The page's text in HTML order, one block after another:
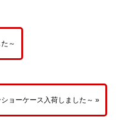
～
ョーケース入荷しました～ »